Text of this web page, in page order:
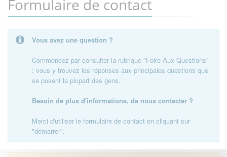
Formulaire de contact
Vous avez une question ?
Commencez par consulter la rubrique "Foire Aux Questions"
: vous y trouvez les réponses aux principales questions que
se posent la plupart des gens.
Besoin de plus d'informations, de nous contacter ?
Merci d'utiliser le formulaire de contact en cliquant sur
"démarrer".